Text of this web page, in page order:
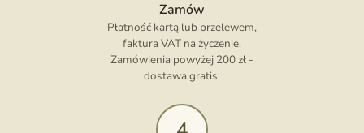
Zamów
Płatność kartą lub przelewem,
faktura VAT na życzenie.
Zamówienia powyżej 200 zł -
dostawa gratis.